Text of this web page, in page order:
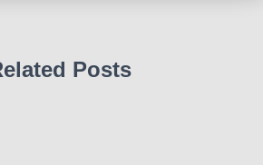
Posts